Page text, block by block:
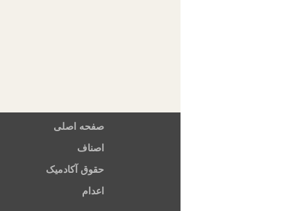
صفحه اصلی
اصناف
حقوق آکادمیک
اعدام